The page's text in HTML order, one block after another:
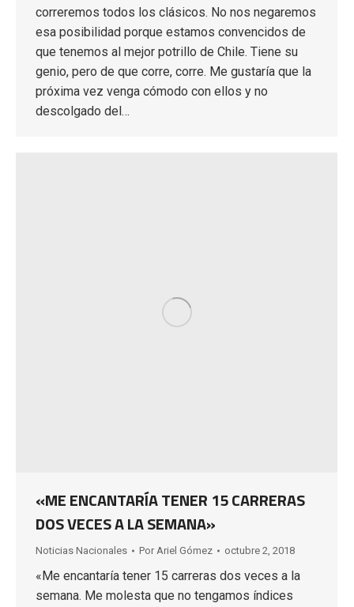
correremos todos los clásicos. No nos negaremos
esa posibilidad porque estamos convencidos de
que tenemos al mejor potrillo de Chile. Tiene su
genio, pero de que corre, corre. Me gustaría que la
próxima vez venga cómodo con ellos y no
descolgado del…
«ME ENCANTARÍA TENER 15 CARRERAS
DOS VECES A LA SEMANA»
Noticias Nacionales Por Ariel Gómez octubre 2, 2018
«Me encantaría tener 15 carreras dos veces a la
semana. Me molesta que no tengamos índices